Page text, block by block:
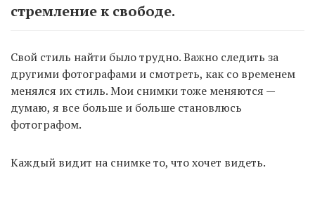
стремление к свободе.
Свой стиль найти было трудно. Важно следить за
другими фотографами и смотреть, как со временем
менялся их стиль. Мои снимки тоже меняются —
думаю, я все больше и больше становлюсь
фотографом.
Каждый видит на снимке то, что хочет видеть.